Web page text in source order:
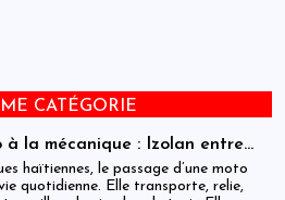
CATÉGORIE
à la mécanique : Izolan entre
des motocyclettes en Haïti
haïtiennes, le passage d’une moto
quotidienne. Elle transporte, relie,